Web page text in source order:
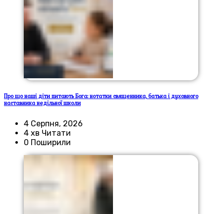
Про що наші діти питають Бога: нотатки священника, батька і духовного
наставника недільної школи
4 Серпня, 2026
4 хв Читати
0 Поширили